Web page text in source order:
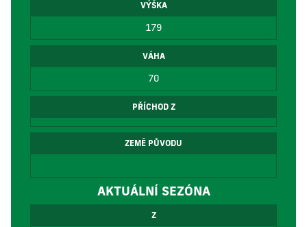
VÝŠKA
179
VÁHA
70
PŘÍCHOD Z
ZEMĚ PŮVODU
AKTUÁLNÍ SEZÓNA
Z